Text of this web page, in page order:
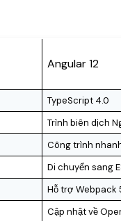
Angular 12
TypeScript 4.0
Trình biên dịch
Công trình
Di chuyển sang
Hỗ trợ Webpack
Cập nhật về